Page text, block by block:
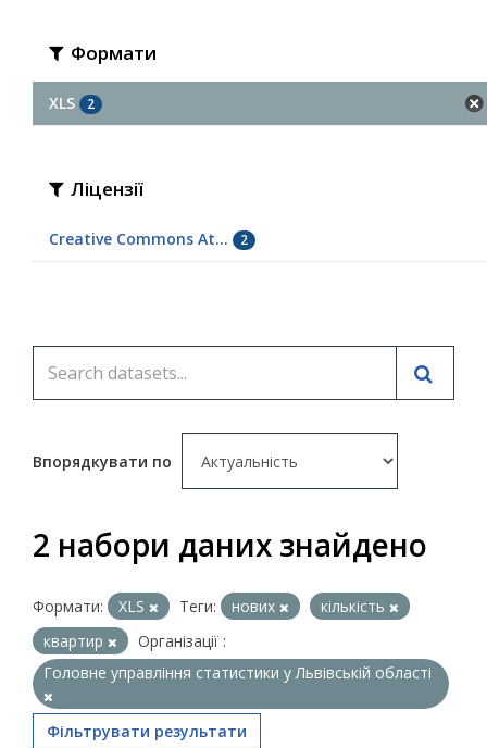
Формати
XLS 2
Ліцензії
Creative Commons At... 2
Впорядкувати по
2 набори даних знайдено
Формати: XLS Теги: нових
кількість
квартир
Організації :
Головне управління статистики у Львівській області
Фільтрувати результати